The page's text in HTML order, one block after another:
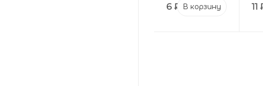
6 ₽ В корзину 11 ₽